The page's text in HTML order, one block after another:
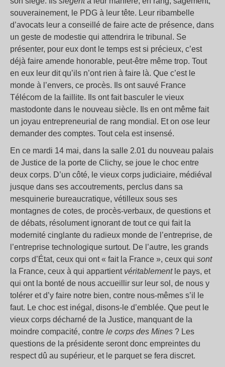
souverainement, le PDG à leur tête. Leur ribambelle
d’avocats leur a conseillé de faire acte de présence, dans
un geste de modestie qui attendrira le tribunal. Se
présenter, pour eux dont le temps est si précieux, c’est
déjà faire amende honorable, peut-être même trop. Tout
en eux leur dit qu’ils n’ont rien à faire là. Que c’est le
monde à l’envers, ce procès. Ils ont sauvé France
Télécom de la faillite. Ils ont fait basculer le vieux
mastodonte dans le nouveau siècle. Ils en ont même fait
un joyau entrepreneurial de rang mondial. Et on ose leur
demander des comptes. Tout cela est insensé.
En ce mardi 14 mai, dans la salle 2.01 du nouveau palais
de Justice de la porte de Clichy, se joue le choc entre
deux corps. D’un côté, le vieux corps judiciaire, médiéval
jusque dans ses accoutrements, perclus dans sa
mesquinerie bureaucratique, vétilleux sous ses
montagnes de cotes, de procès-verbaux, de questions et
de débats, résolument ignorant de tout ce qui fait la
modernité cinglante du radieux monde de l’entreprise, de
l’entreprise technologique surtout. De l’autre, les grands
corps d’État, ceux qui ont « fait la France », ceux qui sont
la France, ceux à qui appartient véritablementle pays, et
qui ont la bonté de nous accueillir sur leur sol, de nous y
tolérer et d’y faire notre bien, contre nous-mêmes s’il le
faut. Le choc est inégal, disons-le d’emblée. Que peut le
vieux corps décharné de la Justice, manquant de la
moindre compacité, contre le corps des Mines ? Les
questions de la présidente seront donc empreintes du
respect dû au supérieur, et le parquet se fera discret.